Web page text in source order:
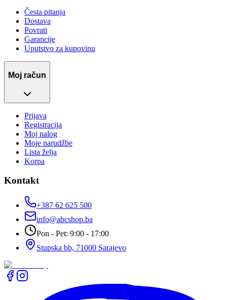
Česta pitanja
Dostava
Povrati
Garancije
Uputstvo za kupovinu
Moj račun
Prijava
Registracija
Moj nalog
Moje narudžbe
Lista želja
Korpa
Kontakt
+387 62 625 500
info@abcshop.ba
Pon - Pet: 9:00 - 17:00
Stupska bb, 71000 Sarajevo